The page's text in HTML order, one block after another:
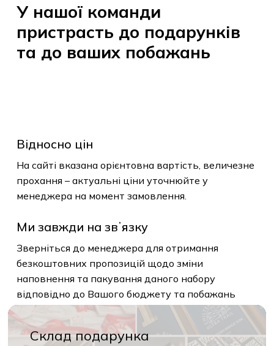
У нашої команди
пристрасть до подарунків
та до ваших побажань
Відносно цін
На сайті вказана орієнтовна вартість, величезне
прохання – актуальні ціни уточнюйте у
менеджера на момент замовлення.
Ми завжди на звʼязку
Зверніться до менеджера для отримання
безкоштовних пропозицій щодо зміни
наповнення та пакування даного набору
відповідно до Вашого бюджету та побажань
Склад подарунка